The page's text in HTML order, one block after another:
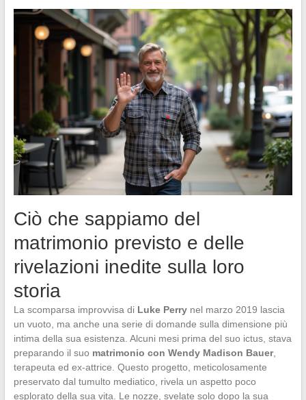
Ciò che sappiamo del
matrimonio previsto e delle
rivelazioni inedite sulla loro
storia
La scomparsa improvvisa di Luke Perrynel marzo 2019 lascia
un vuoto, ma anche una serie di domande sulla dimensione più
intima della sua esistenza. Alcuni mesi prima del suo ictus, stava
preparando il suo matrimonio con Wendy Madison Bauer,
terapeuta ed ex-attrice. Questo progetto, meticolosamente
preservato dal tumulto mediatico, rivela un aspetto poco
esplorato della sua vita. Le nozze, svelate solo dopo la sua